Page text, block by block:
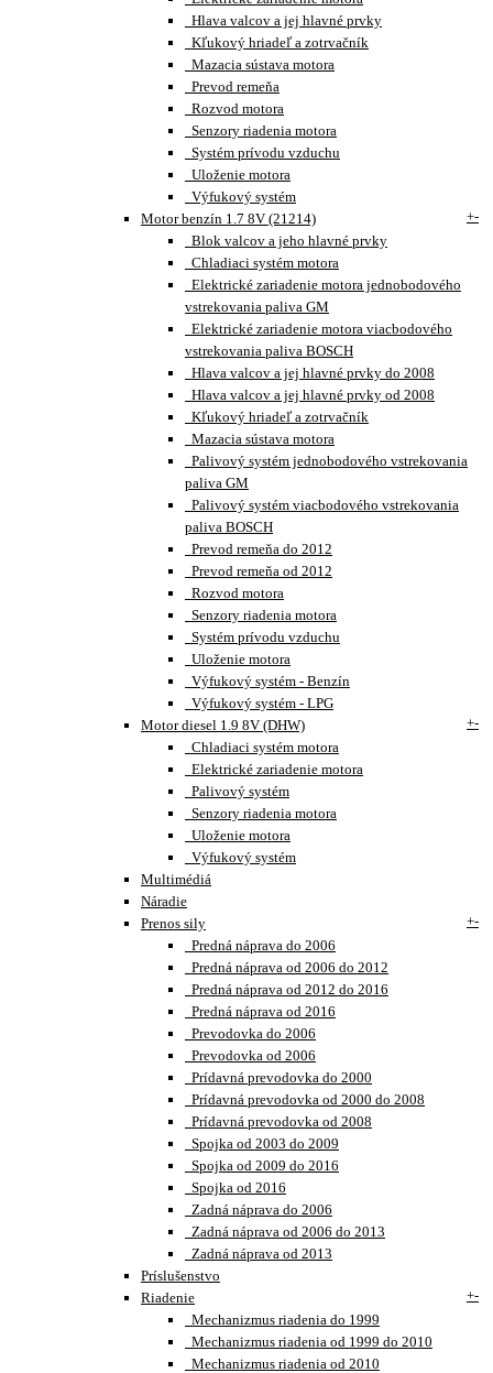
Hlava valcov a jej hlavné prvky
Kľukový hriadeľ a zotrvačník
Mazacia sústava motora
Prevod remeňa
Rozvod motora
Senzory riadenia motora
Systém prívodu vzduchu
Uloženie motora
Výfukový systém
Motor benzín 1.7 8V (21214)
+-
Blok valcov a jeho hlavné prvky
Chladiaci systém motora
Elektrické zariadenie motora jednobodového
vstrekovania paliva GM
Elektrické zariadenie motora viacbodového
vstrekovania paliva BOSCH
Hlava valcov a jej hlavné prvky do 2008
Hlava valcov a jej hlavné prvky od 2008
Kľukový hriadeľ a zotrvačník
Mazacia sústava motora
Palivový systém jednobodového vstrekovania
paliva GM
Palivový systém viacbodového vstrekovania
paliva BOSCH
Prevod remeňa do 2012
Prevod remeňa od 2012
Rozvod motora
Senzory riadenia motora
Systém prívodu vzduchu
Uloženie motora
Výfukový systém - Benzín
Výfukový systém - LPG
Motor diesel 1.9 8V (DHW)
+-
Chladiaci systém motora
Elektrické zariadenie motora
Palivový systém
Senzory riadenia motora
Uloženie motora
Výfukový systém
Multimédiá
Náradie
Prenos sily
+-
Predná náprava do 2006
Predná náprava od 2006 do 2012
Predná náprava od 2012 do 2016
Predná náprava od 2016
Prevodovka do 2006
Prevodovka od 2006
Prídavná prevodovka do 2000
Prídavná prevodovka od 2000 do 2008
Prídavná prevodovka od 2008
Spojka od 2003 do 2009
Spojka od 2009 do 2016
Spojka od 2016
Zadná náprava do 2006
Zadná náprava od 2006 do 2013
Zadná náprava od 2013
Príslušenstvo
Riadenie
+-
Mechanizmus riadenia do 1999
Mechanizmus riadenia od 1999 do 2010
Mechanizmus riadenia od 2010